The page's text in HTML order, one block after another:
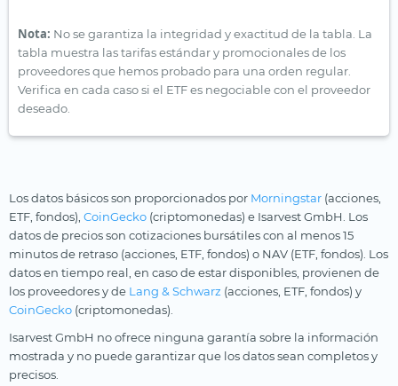
Nota: No se garantiza la integridad y exactitud de la tabla. La
tabla muestra las tarifas estándar y promocionales de los
proveedores que hemos probado para una orden regular.
Verifica en cada caso si el ETF es negociable con el proveedor
deseado.
Los datos básicos son proporcionados por Morningstar (acciones,
ETF, fondos), CoinGecko (criptomonedas) e Isarvest GmbH. Los
datos de precios son cotizaciones bursátiles con al menos 15
minutos de retraso (acciones, ETF, fondos) o NAV (ETF, fondos). Los
datos en tiempo real, en caso de estar disponibles, provienen de
los proveedores y de Lang & Schwarz (acciones, ETF, fondos) y
CoinGecko (criptomonedas).
Isarvest GmbH no ofrece ninguna garantía sobre la información
mostrada y no puede garantizar que los datos sean completos y
precisos.